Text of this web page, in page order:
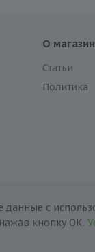
О
Статьи
Политика
с
кнопку ОК.